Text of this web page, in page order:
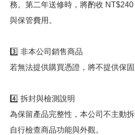
務。第二年送修時，將酌收
與保管費用。
3️⃣ 非本公司銷售商品
若無法提供購買憑證，將不提供保固
4️⃣ 拆封與檢測說明
為保留產品完整性，本公司不主動
自行檢查商品功能與外觀。